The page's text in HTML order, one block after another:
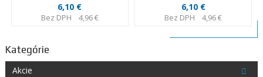
6,10 €
Bez DPH 4,96 €
6,10 €
Bez DPH 4,96 €
Kategórie
Akcie